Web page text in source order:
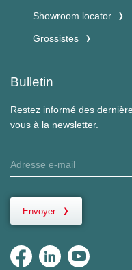
Showroom locator
Grossistes
Bulletin
Restez informé des
vous à la newsletter.
Envoyer